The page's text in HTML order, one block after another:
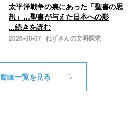
太平洋戦争の裏にあった「聖書の思
想」…聖書が与えた日本への影
...続きを読む
2026-08-07 ねずさんの文明探求
動画一覧を見る